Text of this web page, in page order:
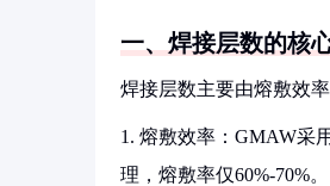
一、焊接层数的核
焊接层数主要由熔敷效
1. 熔敷效率：GMAW采
理，熔敷率仅60%-70%。